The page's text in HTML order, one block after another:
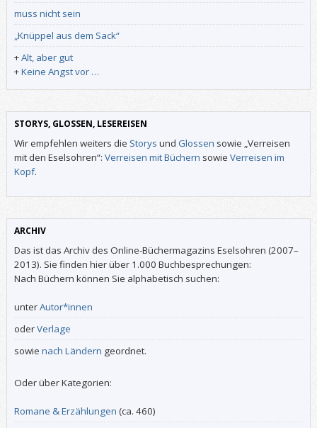
muss nicht sein
„Knüppel aus dem Sack“
+Alt, aber gut
+Keine Angst vor …
STORYS, GLOSSEN, LESEREISEN
Wir empfehlen weiters die Storys und Glossen sowie „Verreisen
mit den Eselsohren“: Verreisen mit Büchern sowie Verreisen im
Kopf.
ARCHIV
Das ist das Archiv des Online-Büchermagazins Eselsohren (2007–
2013). Sie finden hier über 1.000 Buchbesprechungen:
Nach Büchern können Sie alphabetisch suchen:
unterAutor*innen
oderVerlage
sowie nach Ländern geordnet.
Oder über Kategorien:
Romane & Erzählungen (ca. 460)